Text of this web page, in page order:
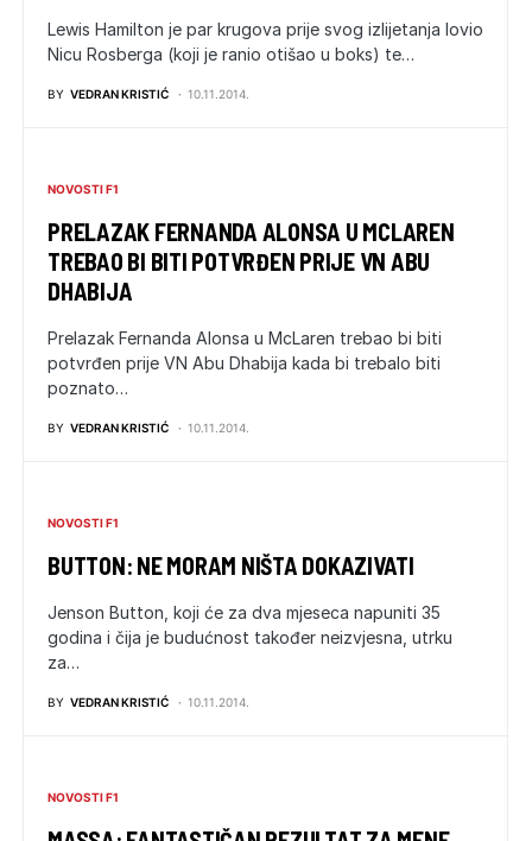
Lewis Hamilton je par krugova prije svog izlijetanja lovio
Nicu Rosberga (koji je ranio otišao u boks) te…
BY VEDRAN KRISTIĆ 10.11.2014.
NOVOSTI F1
PRELAZAK FERNANDA ALONSA U MCLAREN
TREBAO BI BITI POTVRĐEN PRIJE VN ABU
DHABIJA
Prelazak Fernanda Alonsa u McLaren trebao bi biti
potvrđen prije VN Abu Dhabija kada bi trebalo biti
poznato…
BY VEDRAN KRISTIĆ 10.11.2014.
NOVOSTI F1
BUTTON: NE MORAM NIŠTA DOKAZIVATI
Jenson Button, koji će za dva mjeseca napuniti 35
godina i čija je budućnost također neizvjesna, utrku
za…
BY VEDRAN KRISTIĆ 10.11.2014.
NOVOSTI F1